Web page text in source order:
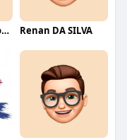
Cleber Santos Costa Renan DA SILVA